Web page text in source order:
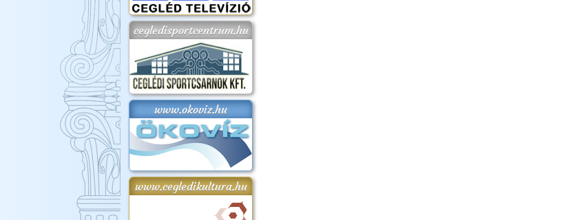
cegledisportcentrum.hu
www.okoviz.hu
www.cegledikultura.hu